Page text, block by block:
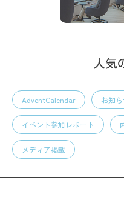
人気
AdventCalendar お知
イベント参加レポート
メディア掲載